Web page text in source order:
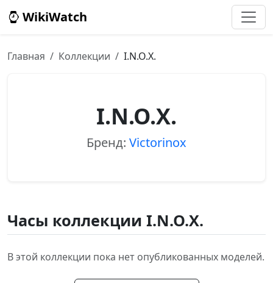
WikiWatch
Главная Коллекции I.N.O.X.
I.N.O.X.
Бренд: Victorinox
Часы коллекции I.N.O.X.
В этой коллекции пока нет опубликованных моделей.